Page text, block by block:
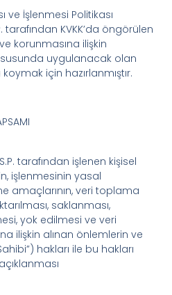
ve İşlenmesi Politikası
tarafından KVKK’da öngörülen
korunmasına ilişkin
uygulanacak olan
için hazırlanmıştır.
S.P. tarafından işlenen kişisel
işlenmesinin yasal
amaçlarının, veri toplama
saklanması,
yok edilmesi ve veri
ilişkin alınan önlemlerin ve
”) hakları ile bu hakları